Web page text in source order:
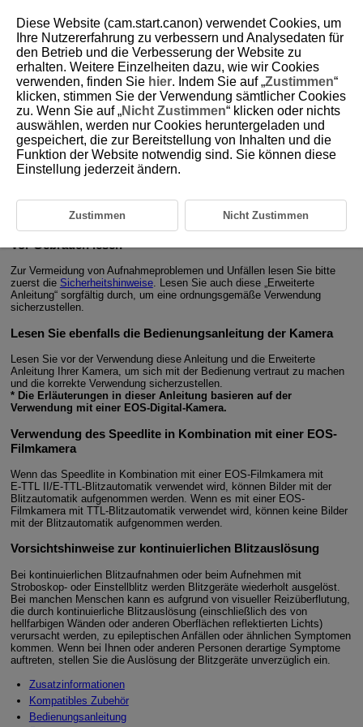
D393-002
Einleitung
Beim Canon SpeedliteEL-1 (Ver. 2)handelt es sich um ein externes
Blitzgerät für EOS-Kameras, die mitE-TTL II/E-TTL-Blitzautomatik
kompatibel sind. Das Speedlite lässt sich als Kamerablitz für
Normalaufnahmen am Zubehörschuh der Kamera aufsetzen, kann aber
über die Funk- oder optische Übertragung verwendet werden. Das
Speedlite ist ebenso staub- und wasserbeständig wieEOS-1D-Kameras.
Vor Gebrauch lesen
Zur Vermeidung von Aufnahmeproblemen und Unfällen lesen Sie bitte
zuerst die Sicherheitshinweise. Lesen Sie auch diese „Erweiterte
Anleitung“ sorgfältig durch, um eine ordnungsgemäße Verwendung
sicherzustellen.
Lesen Sie ebenfalls die Bedienungsanleitung der Kamera
Lesen Sie vor der Verwendung diese Anleitung und die Erweiterte
Anleitung Ihrer Kamera, um sich mit der Bedienung vertraut zu machen
und die korrekte Verwendung sicherzustellen.
* Die Erläuterungen in dieser Anleitung basieren auf der
Verwendung mit einer EOS-Digital-Kamera.
Verwendung des Speedlite in Kombination mit einer EOS-
Filmkamera
Wenn das Speedlite in Kombination mit einer EOS-Filmkamera mit
E-TTL II /E-TTL -Blitzautomatik verwendet wird, können Bilder mit der
Blitzautomatik aufgenommen werden. Wenn es mit einer EOS-
Filmkamera mit TTL-Blitzautomatik verwendet wird, können keine Bilder
mit der Blitzautomatik aufgenommen werden.
Vorsichtshinweise zur kontinuierlichen Blitzauslösung
Bei kontinuierlichen Blitzaufnahmen oder beim Aufnehmen mit
Stroboskop- oder Einstellblitz werden Blitzgeräte wiederholt ausgelöst.
Bei manchen Menschen kann es aufgrund von visueller Reizüberflutung,
die durch kontinuierliche Blitzauslösung (einschließlich des von
hellfarbigen Wänden oder anderen Oberflächen reflektierten Lichts)
verursacht werden, zu epileptischen Anfällen oder ähnlichen Symptomen
kommen. Wenn bei Ihnen oder anderen Personen derartige Symptome
auftreten, stellen Sie die Auslösung der Blitzgeräte unverzüglich ein.
Zusatzinformationen
Kompatibles Zubehör
Bedienungsanleitung
Diese Website (cam.start.canon) verwendet Cookies, um
Ihre Nutzererfahrung zu verbessern und Analysedaten für
den Betrieb und die Verbesserung der Website zu
erhalten. Weitere Einzelheiten dazu, wie wir Cookies
verwenden, finden Sie hier. Indem Sie auf „Zustimmen“
klicken, stimmen Sie der Verwendung sämtlicher Cookies
zu. Wenn Sie auf „Nicht Zustimmen“ klicken oder nichts
auswählen, werden nur Cookies heruntergeladen und
gespeichert, die zur Bereitstellung von Inhalten und die
Funktion der Website notwendig sind. Sie können diese
Einstellung jederzeit ändern.
Zustimmen Nicht Zustimmen